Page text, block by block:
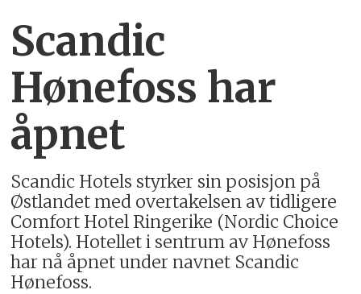
Scandic
Hønefoss har
åpnet
Scandic Hotels styrker sin posisjon på
Østlandet med overtakelsen av tidligere
Comfort Hotel Ringerike (Nordic Choice
Hotels). Hotellet i sentrum av Hønefoss
har nå åpnet under navnet Scandic
Hønefoss.